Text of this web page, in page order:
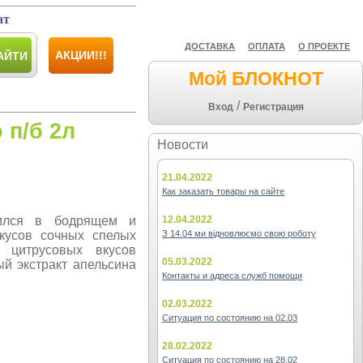
ДОСТАВКА ОПЛАТА О ПРОЕКТЕ
Мой БЛОКНОТ
Вход / Регистрация
Новости
21.04.2022
Как заказать товары на сайте
12.04.2022
З 14.04 ми відновлюємо свою роботу
05.03.2022
Контакты и адреса служб помощи
02.03.2022
Ситуация по состоянию на 02.03
28.02.2022
Ситуация по состоянию на 28.02
АКЦИИ!!!
п/б 2л
в бодрящем и
сочных спелых
вкусов
экстракт апельсина